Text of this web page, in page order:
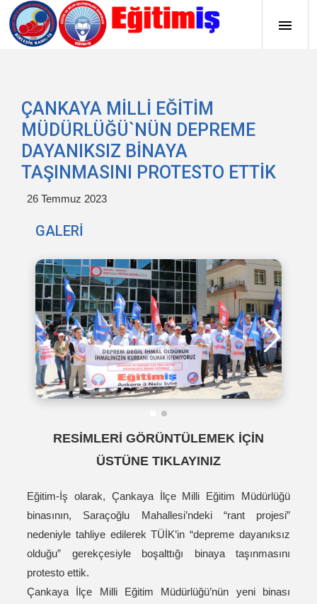
ÇANKAYA MİLLİ EĞİTİM
MÜDÜRLÜĞÜ`NÜN DEPREME
DAYANIKSIZ BİNAYA
TAŞINMASINI PROTESTO ETTİK
26 Temmuz 2023
GALERİ
RESİMLERİ GÖRÜNTÜLEMEK İÇİN
ÜSTÜNE TIKLAYINIZ
Eğitim-İş olarak, Çankaya İlçe Milli Eğitim Müdürlüğü
binasının, Saraçoğlu Mahallesi’ndeki “rant projesi”
nedeniyle tahliye edilerek TÜİK’in “depreme dayanıksız
olduğu” gerekçesiyle boşalttığı binaya taşınmasını
protesto ettik.
Çankaya İlçe Milli Eğitim Müdürlüğü’nün yeni binası